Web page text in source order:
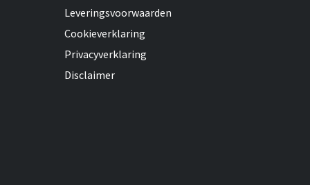
Leveringsvoorwaarden
Cookieverklaring
Privacyverklaring
Disclaimer